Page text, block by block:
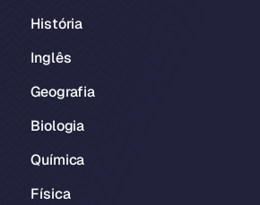
História
Inglês
Geografia
Biologia
Química
Física